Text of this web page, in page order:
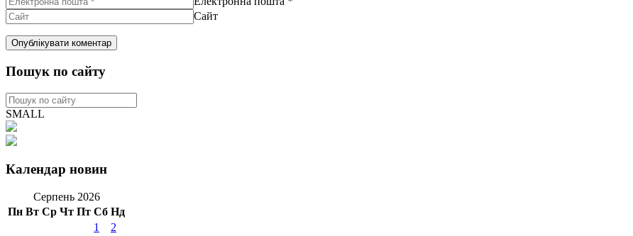
Сайт
Пошук по сайту
SMALL
Календар новин
Серпень 2026
Пн Вт Ср Чт Пт Сб Нд
1
2